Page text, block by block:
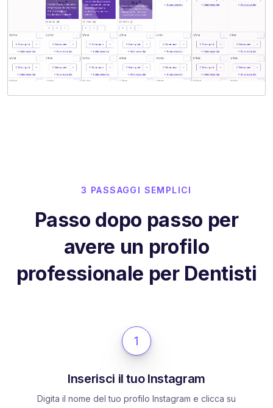
3 PASSAGGI SEMPLICI
Passo dopo passo per
avere un profilo
professionale per Dentisti
1
Inserisci il tuo Instagram
Digita il nome del tuo profilo Instagram e clicca su